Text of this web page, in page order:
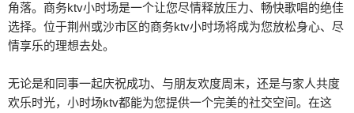
角落。商务ktv小时场是一个让您尽情释放压力、畅快歌唱的绝佳
选择。位于荆州或沙市区的商务ktv小时场将成为您放松身心、尽
情享乐的理想去处。
无论是和同事一起庆祝成功、与朋友欢度周末，还是与家人共度
欢乐时光，小时场ktv都能为您提供一个完美的社交空间。在这